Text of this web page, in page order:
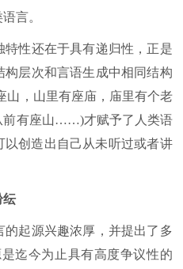
言。
性还在于具有递归性，正是
层次和言语生成中相同结构
山，山里有座庙，庙里有个老
前有座山……)才赋予了人类语
创造出自己从未听过或者讲
纭
起源兴趣浓厚，并提出了多
迄今为止具有高度争议性的